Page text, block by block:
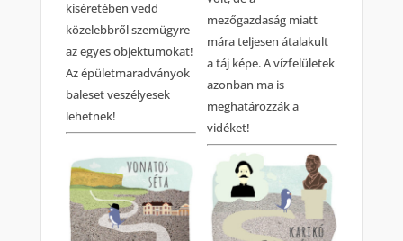
kíséretében vedd
közelebbről szemügyre
az egyes objektumokat!
Az épületmaradványok
baleset veszélyesek
lehetnek!
mezőgazdaság miatt
mára teljesen átalakult
a táj képe. A vízfelületek
azonban ma is
meghatározzák a
vidéket!